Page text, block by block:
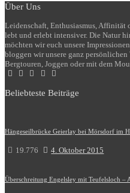
Über Uns
Leidenschaft, Enthusiasmus, Affinität
lebt und erlebt intensiver. Die Natur
möchten wir euch unsere
bloggen wir unsere ganz
Bergtouren, Joggen oder mit dem
Beliebteste Beiträge
Hängeseilbrücke Geierlay bei Mörsdorf im
19.776 4. Oktober 2015
Überschreitung Engelsley mit Teufelsloch –